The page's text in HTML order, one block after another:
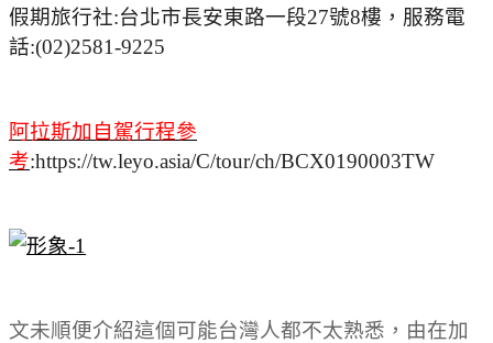
假期旅行社:台北市長安東路一段27號8樓，服務電
話:(02)2581-9225
阿拉斯加自駕行程參
考:https://tw.leyo.asia/C/tour/ch/BCX0190003TW
文未順便介紹這個可能台灣人都不太熟悉，由在加